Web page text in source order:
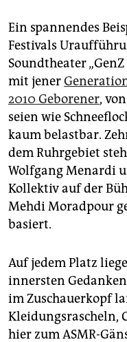
Ein spannendes
Festivals
Soundtheater
mit jener
2010 Geborener,
seien wie
kaum belastbar.
dem Ruhrgebiet
Wolfgang Menardi
Kollektiv auf der
Mehdi Moradpour
basiert.
Auf jedem Platz
innersten
im Zuschauerkopf
Kleidungsrascheln,
hier zum ASMR-